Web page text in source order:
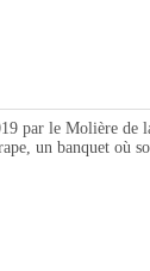
par le Molière
un banquet où